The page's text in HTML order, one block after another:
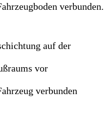
verbunden.
auf der
vor
verbunden